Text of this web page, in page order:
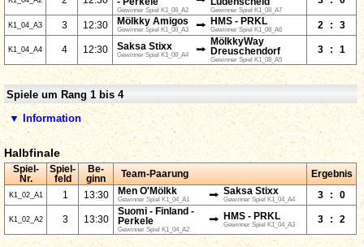
- Perkele
Gewinner Spiel K1_08_A2
Lüdenscheid
Gewinner Spiel K1_08_A7
K1_04_A3 3 12:30 Mölkky Amigos
Gewinner Spiel K1_08_A3 ⭢ HMS - PRKL
Gewinner Spiel K1_08_A6 2 : 3
K1_04_A4 4 12:30 Saksa Stixx
Gewinner Spiel K1_08_A4 ⭢
MölkkyWay
Dreuschendorf
Gewinner Spiel K1_08_A5
3 : 1
Spiele um Rang 1 bis 4
▼ Information
Halbfinale
Spiel-
Nr.
Spiel-
feld
Be-
ginn
Team-Paarung Ergebnis
K1_02_A1 1 13:30 Men O'Mölkk
Gewinner Spiel K1_04_A1 ⭢ Saksa Stixx
Gewinner Spiel K1_04_A4 3 : 0
K1_02_A2 3 13:30
Suomi - Finland -
Perkele
Gewinner Spiel K1_04_A2
⭢ HMS - PRKL
Gewinner Spiel K1_04_A3
3 : 2